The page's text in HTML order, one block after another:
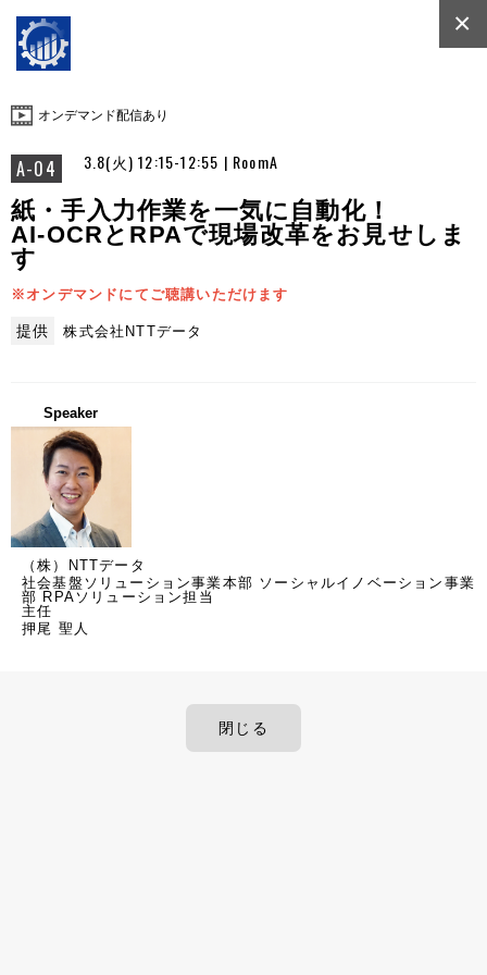
オンデマンド配信あり
A-04 3.8(火) 12:15-12:55 | RoomA
×
紙・手入力作業を一気に自動化！
AI-OCRとRPAで現場改革をお見せしま
す
※オンデマンドにてご聴講いただけます
提供 株式会社NTTデータ
Speaker
（株）NTTデータ
社会基盤ソリューション事業本部 ソーシャルイノベーション事業
部 RPAソリューション担当
主任
押尾 聖人
閉じる